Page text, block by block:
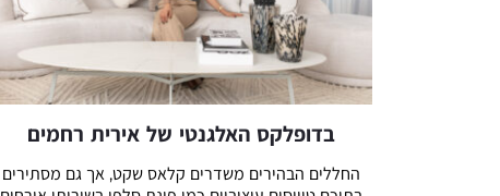
בדופלקס האלגנטי של אירית רחמים
החללים הבהירים משדרים קלאס שקט, אך גם מסתירים